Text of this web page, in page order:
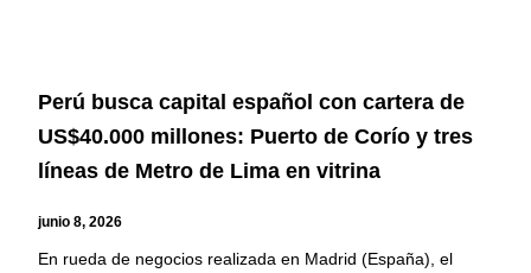
Perú busca capital español con cartera de
US$40.000 millones: Puerto de Corío y tres
líneas de Metro de Lima en vitrina
junio 8, 2026
En rueda de negocios realizada en Madrid (España), el